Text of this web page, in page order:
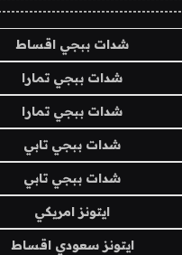
شدات ببجي اقساط
شدات ببجي تمارا
شدات ببجي تمارا
شدات ببجي تابي
شدات ببجي تابي
ايتونز امريكي
ايتونز سعودي اقساط